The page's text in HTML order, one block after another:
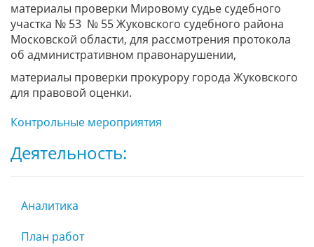
материалы проверки Мировому судье судебного
участка № 53 № 55 Жуковского судебного района
Московской области, для рассмотрения протокола
об административном правонарушении,
материалы проверки прокурору города Жуковского
для правовой оценки.
Контрольные мероприятия
Деятельность:
Аналитика
План работ